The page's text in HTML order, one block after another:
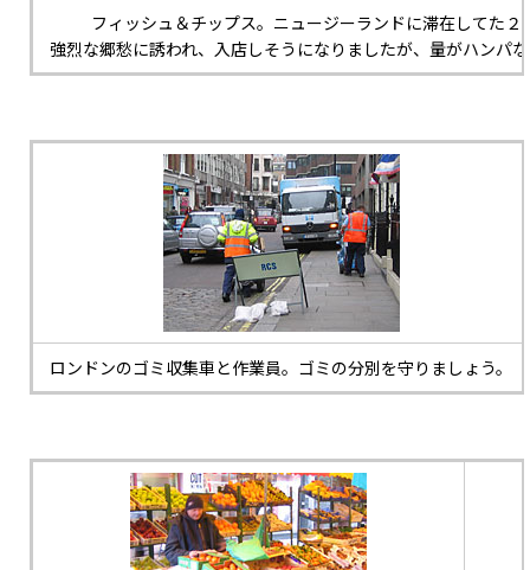
フィッシュ＆チップス。ニュージーランドに滞在してた
強烈な郷愁に誘われ、入店しそうになりましたが、量がハンパ
ロンドンのゴミ収集車と作業員。ゴミの分別を守りましょう。